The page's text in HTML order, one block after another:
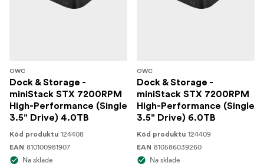
OWC
Dock & Storage -
miniStack STX 7200RPM
High-Performance (Single
3.5" Drive) 4.0TB
Kód produktu 124408
EAN 810100981907
Na sklade
OWC
Dock & Storage -
miniStack STX 7200RPM
High-Performance (Single
3.5" Drive) 6.0TB
Kód produktu 124409
EAN 810586039260
Na sklade